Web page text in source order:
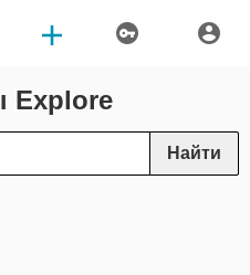
Explore
Найти